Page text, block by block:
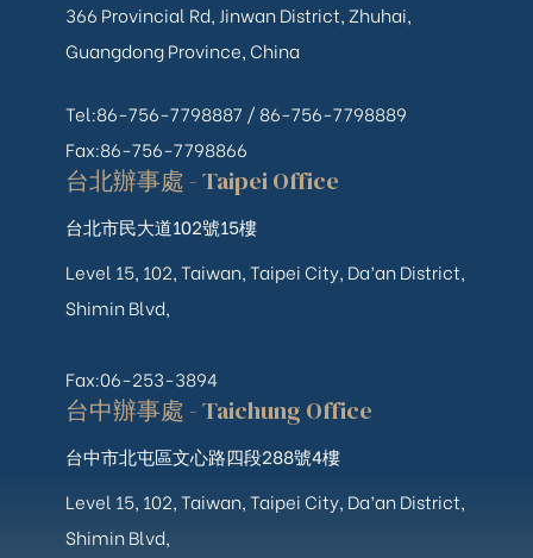
366 Provincial Rd, Jinwan District, Zhuhai,
Guangdong Province, China
Tel:86-756-7798887 / 86-756-7798889
Fax:86-756-7798866
台北辦事處 - Taipei Office
台北市民大道102號15樓
Level 15, 102, Taiwan, Taipei City, Da’an District,
Shimin Blvd,
Fax:06-253-3894
台中辦事處 - Taichung Office
台中市北屯區文心路四段288號4樓
Level 15, 102, Taiwan, Taipei City, Da’an District,
Shimin Blvd,